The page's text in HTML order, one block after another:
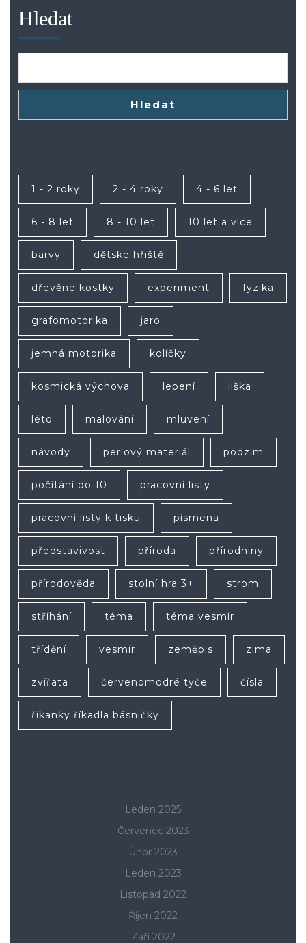
Hledat
Hledat
1 - 2 roky 2 - 4 roky 4 - 6 let
6 - 8 let 8 - 10 let 10 let a více
barvy dětské hřiště
dřevěné kostky experiment fyzika
grafomotorika jaro
jemná motorika kolíčky
kosmická výchova lepení liška
léto malování mluvení
návody perlový materiál podzim
počítání do 10 pracovní listy
pracovní listy k tisku písmena
představivost příroda přírodniny
přírodověda stolní hra 3+ strom
stříhání téma téma vesmír
třídění vesmír zeměpis zima
zvířata červenomodré tyče čísla
říkanky říkadla básničky
Leden 2025
Červenec 2023
Únor 2023
Leden 2023
Listopad 2022
Říjen 2022
Září 2022